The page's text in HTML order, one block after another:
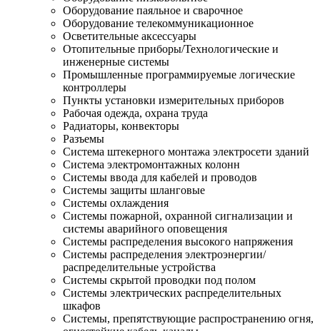
Оборудование паяльное и сварочное
Оборудование телекоммуникационное
Осветительные аксессуары
Отопительные приборы/Технологические и
инженерные системы
Промышленные программируемые логические
контроллеры
Пункты установки измерительных приборов
Рабочая одежда, охрана труда
Радиаторы, конвекторы
Разъемы
Система штекерного монтажа электросети зданий
Система электромонтажных колонн
Системы ввода для кабелей и проводов
Системы защиты шланговые
Системы охлаждения
Системы пожарной, охранной сигнализации и
системы аварийного оповещения
Системы распределения высокого напряжения
Системы распределения электроэнергии/
распределительные устройства
Системы скрытой проводки под полом
Системы электрических распределительных
шкафов
Системы, препятствующие распространению огня,